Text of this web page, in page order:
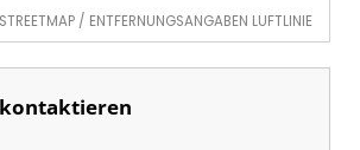
/ ENTFERNUNGSANGABEN LUFTLINIE